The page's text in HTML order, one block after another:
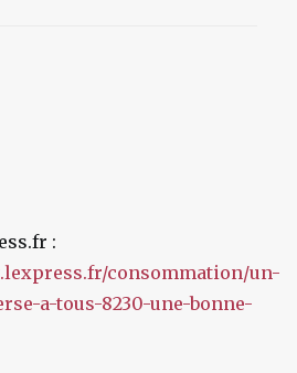
:
consommation/un-
a-tous-8230-une-bonne-